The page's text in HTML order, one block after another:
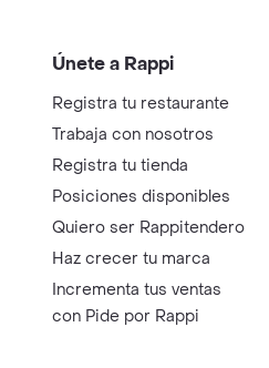
Únete a Rappi
Registra tu restaurante
Trabaja con nosotros
Registra tu tienda
Posiciones disponibles
Quiero ser Rappitendero
Haz crecer tu marca
Incrementa tus ventas
con Pide por Rappi